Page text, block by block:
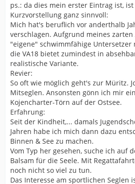
ps.: da dies mein erster Eintrag ist,
Kurzvorstellung ganz sinnvoll:
Mich hat's beruflich vor anderthalb
verschlagen. Aufgrund meines zarten
"eigene" schwimmfähige Untersetzer
die VA18 bietet zumindest in
realistische Variante.
Revier:
So oft wie möglich geht's zur Müritz.
Mitseglen. Ansonsten gönn ich mir
Kojencharter-Törn auf der Ostsee.
Erfahrung:
Seit der Kindheit,... damals
Jahren habe ich mich dann dazu
Binnen & See zu machen.
Vom Typ her gesehen, suche ich auf
Balsam für die Seele. Mit
noch nicht so viel zu tun.
Das Interesse am sportlichen Seglen